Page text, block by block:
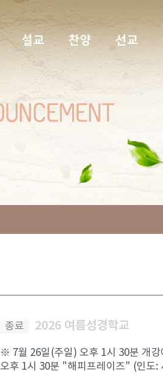
설교 찬양 선교
종료 2026 여름성경학교
※ 7월 26일(주일) 오후 1시 30분 개
오후 1시 30분 "해피프레이즈" (인도